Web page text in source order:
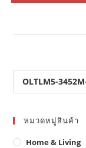
Products
search
หมวดหมู่สินค้า
Home & Living